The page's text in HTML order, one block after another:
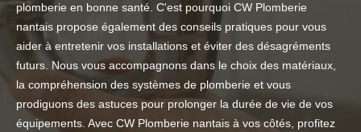
plomberie en bonne santé. C'est pourquoi CW Plomberie
nantais propose également des conseils pratiques pour vous
aider à entretenir vos installations et éviter des désagréments
futurs. Nous vous accompagnons dans le choix des matériaux,
la compréhension des systèmes de plomberie et vous
prodiguons des astuces pour prolonger la durée de vie de vos
équipements. Avec CW Plomberie nantais à vos côtés, profitez